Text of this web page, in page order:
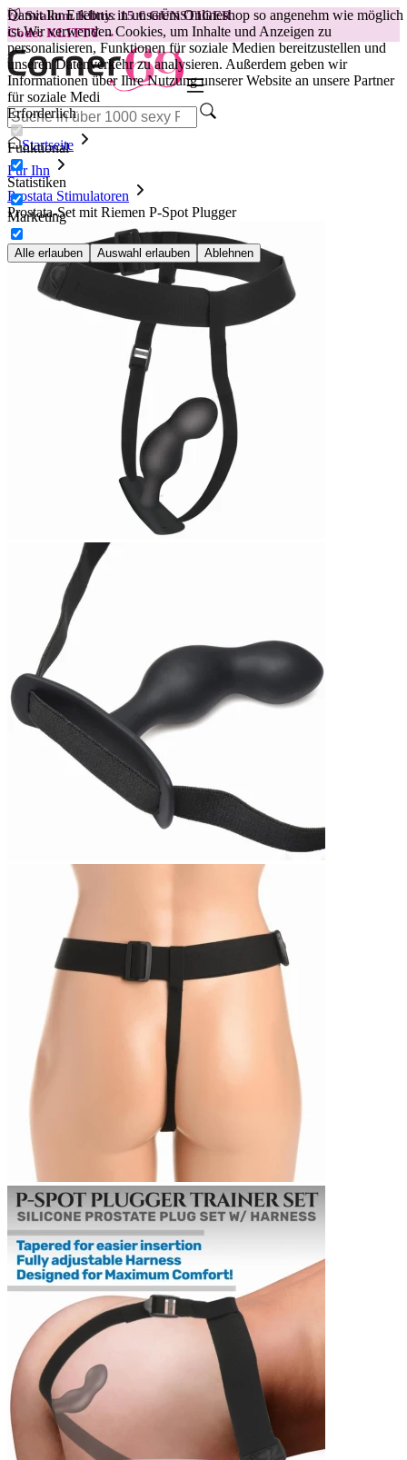
Damit Ihr Erlebnis in unserem Onlineshop so angenehm wie möglich
ist.Wir verwenden Cookies, um Inhalte und Anzeigen zu
personalisieren, Funktionen für soziale Medien bereitzustellen und
unseren Datenverkehr zu analysieren. Außerdem geben wir
Informationen über Ihre Nutzung unserer Website an unsere Partner
für soziale Medi
Erforderlich
Funktional
Statistiken
Marketing
Alle erlauben Auswahl erlauben Ablehnen
😽Svakom Klitty: 15 € GÜNSTIGER
Code: KLITTY →
Startseite
Für Ihn
Prostata Stimulatoren
Prostata-Set mit Riemen P-Spot Plugger